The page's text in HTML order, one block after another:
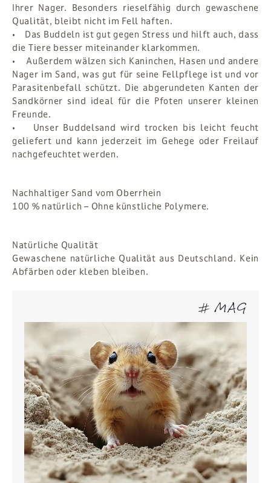
Ihrer Nager. Besonders rieselfähig durch gewaschene
Qualität, bleibt nicht im Fell haften.
• Das Buddeln ist gut gegen Stress und hilft auch, dass
die Tiere besser miteinander klarkommen.
• Außerdem wälzen sich Kaninchen, Hasen und andere
Nager im Sand, was gut für seine Fellpflege ist und vor
Parasitenbefall schützt. Die abgerundeten Kanten der
Sandkörner sind ideal für die Pfoten unserer kleinen
Freunde.
• Unser Buddelsand wird trocken bis leicht feucht
geliefert und kann jederzeit im Gehege oder Freilauf
nachgefeuchtet werden.
Nachhaltiger Sand vom Oberrhein
100 % natürlich – Ohne künstliche Polymere.
Natürliche Qualität
Gewaschene natürliche Qualität aus Deutschland. Kein
Abfärben oder kleben bleiben.
# MAG